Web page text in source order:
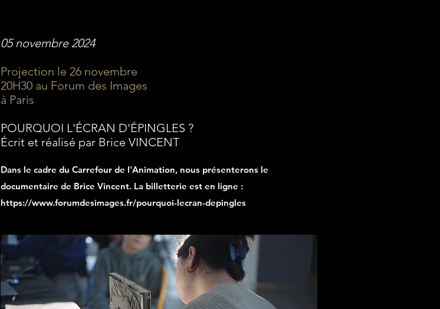
05 novembre 2024
Projection le 26 novembre
20H30 au Forum des Images
à Paris
POURQUOI L'ÉCRAN D'ÉPINGLES ?
Écrit et réalisé par Brice VINCENT
Dans le cadre du Carrefour de l'Animation, nous présenterons le
documentaire de Brice Vincent. La billetterie est en ligne :
https://www.forumdesimages.fr/pourquoi-lecran-depingles